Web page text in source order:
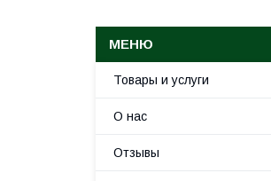
Товары и услуги
О нас
Отзывы